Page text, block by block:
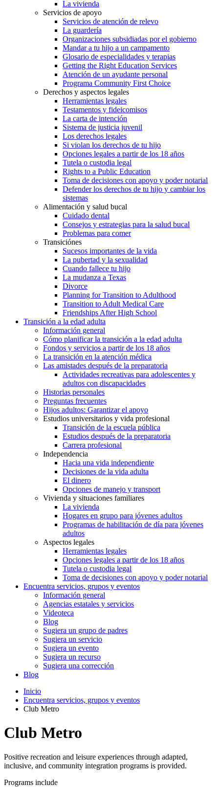
La vivienda
Servicios de apoyo
Servicios de atención de relevo
La guardería
Organizaciones subsidiadas por el gobierno
Mandar a tu hijo a un campamento
Glosario de especialidades y terapias
Getting the Right Education Services
Atención de un ayudante personal
Programa Community First Choice
Derechos y aspectos legales
Herramientas legales
Testamentos y fideicomisos
La carta de intención
Sistema de justicia juvenil
Los derechos legales
Si violan los derechos de tu hijo
Opciones legales a partir de los 18 años
Tutela o custodia legal
Rights to a Public Education
Toma de decisiones con apoyo y poder notarial
Defender los derechos de tu hijo y cambiar los
sistemas
Alimentación y salud bucal
Cuidado dental
Consejos y estrategias para la salud bucal
Problemas para comer
Transiciónes
Sucesos importantes de la vida
La pubertad y la sexualidad
Cuando fallece tu hijo
La mudanza a Texas
Divorce
Planning for Transition to Adulthood
Transition to Adult Medical Care
Friendships After High School
Transición a la edad adulta
Información general
Cómo planificar la transición a la edad adulta
Fondos y servicios a partir de los 18 años
La transición en la atención médica
Las amistades después de la preparatoria
Actividades recreativas para adolescentes y
adultos con discapacidades
Historias personales
Preguntas frecuentes
Hijos adultos: Garantizar el apoyo
Estudios universitarios y vida profesional
Transición de la escuela pública
Estudios después de la preparatoria
Carrera profesional
Independencia
Hacia una vida independiente
Decisiones de la vida adulta
El dinero
Opciones de manejo y transport
Vivienda y situaciones familiares
La vivienda
Hogares en grupo para jóvenes adultos
Programas de habilitación de día para jóvenes
adultos
Aspectos legales
Herramientas legales
Opciones legales a partir de los 18 años
Tutela o custodia legal
Toma de decisiones con apoyo y poder notarial
Encuentra servicios, grupos y eventos
Información general
Agencias estatales y servicios
Videoteca
Blog
Sugiera un grupo de padres
Sugiera un servicio
Sugiera un evento
Sugiera un recurso
Sugiera una corrección
Blog
Inicio
Encuentra servicios, grupos y eventos
Club Metro
Club Metro
Positive recreation and leisure experiences through adapted,
inclusive, and community integration programs is provided.
Programs include